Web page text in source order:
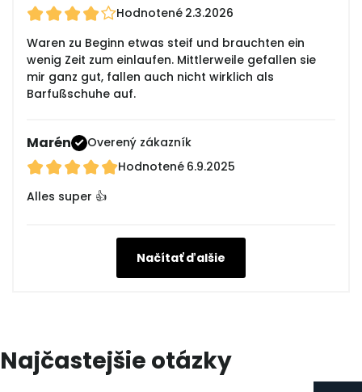
Hodnotené 2.3.2026
Waren zu Beginn etwas steif und brauchten ein
wenig Zeit zum einlaufen. Mittlerweile gefallen sie
mir ganz gut, fallen auch nicht wirklich als
Barfußschuhe auf.
Marén
Overený zákazník
Hodnotené 6.9.2025
Alles super 👍
Načítať ďalšie
Najčastejšie otázky